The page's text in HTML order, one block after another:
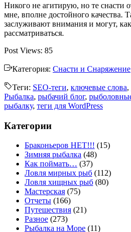
Никого не агитирую, но те снасти
мне, вполне достойного качества.
заслуживают внимания и могут,
рассматриваться.
Post Views: 85
Категория: Снасти и Снаряжение
Теги: SEO-теги, ключевые слова,
Рыбалка, рыбачий блог,
рыбалку, теги для WordPress
Категории
Браконьеров НЕТ!!! (15)
Зимняя рыбалка (48)
Как поймать… (37)
Ловля мирных рыб (112)
Ловля хищных рыб (80)
Мастерская (75)
Отчеты (166)
Путешествия (21)
Разное (273)
Рыбалка на Море (11)